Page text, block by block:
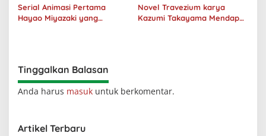
Serial Animasi Pertama
Hayao Miyazaki yang
Novel Travezium karya
Kazumi Takayama Mendapat
Tinggalkan Balasan
Anda harus masuk untuk berkomentar.
Artikel Terbaru